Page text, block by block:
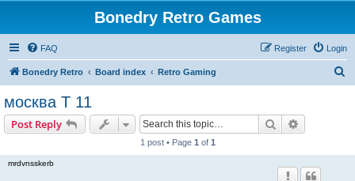
Bonedry Retro Games
FAQ Login
Register
Bonedry Retro Board index Retro Gaming
москва Т 11
Post Reply Search
1 post • Page 1 of 1
mrdvnsskerb